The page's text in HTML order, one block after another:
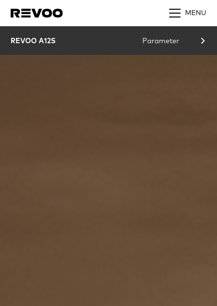
MENU
REVOO A12S Parameter